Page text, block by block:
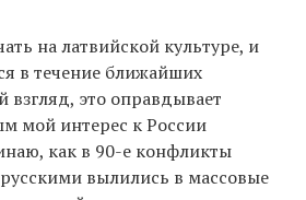
на латвийской культуре, и
в течение ближайших
взгляд, это оправдывает
мой интерес к России
как в 90-е конфликты
вылились в массовые